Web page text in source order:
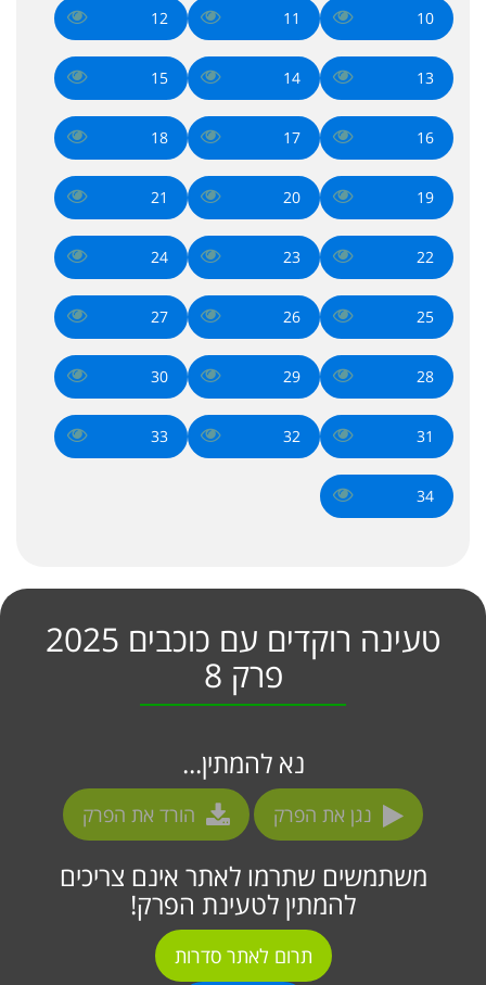
10
11
12
13
14
15
16
17
18
19
20
21
22
23
24
25
26
27
28
29
30
31
32
33
34
טעינה רוקדים עם כוכבים 2025
פרק 8
נא להמתין...
נגן את הפרק הורד את הפרק
משתמשים שתרמו לאתר אינם צריכים
להמתין לטעינת הפרק!
תרום לאתר סדרות